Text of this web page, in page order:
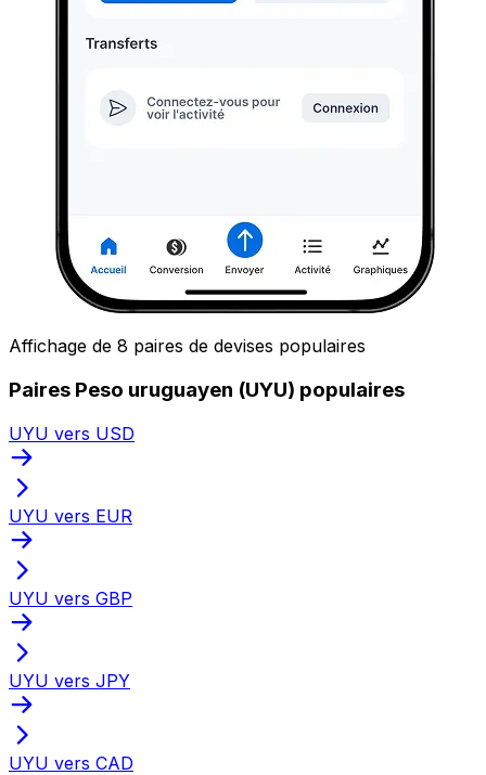
Affichage de 8 paires de devises populaires
Paires Peso uruguayen (UYU) populaires
UYU vers USD
UYU vers EUR
UYU vers GBP
UYU vers JPY
UYU vers CAD